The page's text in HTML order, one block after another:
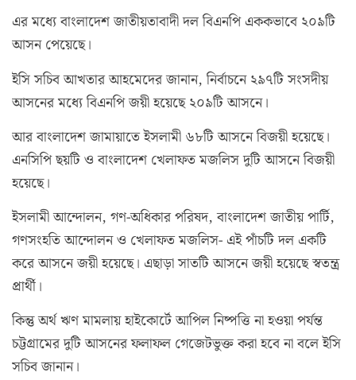
এর মধ্যে বাংলাদেশ জাতীয়তাবাদী দল বিএনপি এককভাবে ২০৯টি
আসন পেয়েছে।
ইসি সচিব আখতার আহমেদের জানান, নির্বাচনে ২৯৭টি সংসদীয়
আসনের মধ্যে বিএনপি জয়ী হয়েছে ২০৯টি আসনে।
আর বাংলাদেশ জামায়াতে ইসলামী ৬৮টি আসনে বিজয়ী হয়েছে।
এনসিপি ছয়টি ও বাংলাদেশ খেলাফত মজলিস দুটি আসনে বিজয়ী
হয়েছে।
ইসলামী আন্দোলন, গণ-অধিকার পরিষদ, বাংলাদেশ জাতীয় পার্টি,
গণসংহতি আন্দোলন ও খেলাফত মজলিস- এই পাঁচটি দল একটি
করে আসনে জয়ী হয়েছে। এছাড়া সাতটি আসনে জয়ী হয়েছে স্বতন্ত্র
প্রার্থী।
কিন্তু অর্থ ঋণ মামলায় হাইকোর্টে আপিল নিষ্পত্তি না হওয়া পর্যন্ত
চট্টগ্রামের দুটি আসনের ফলাফল গেজেটভুক্ত করা হবে না বলে ইসি
সচিব জানান।